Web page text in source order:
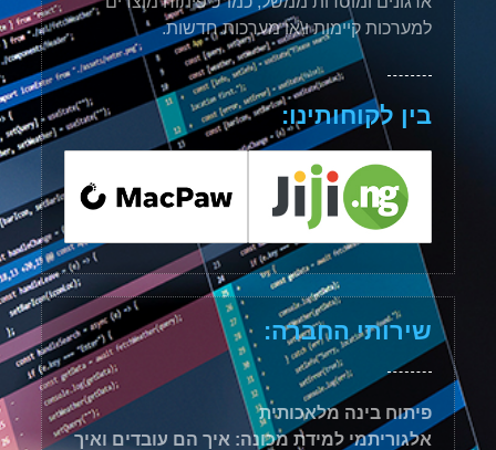
למערכות קיימות ו\או מערכות חדשות.
בין לקוחותינו:
שירותי החברה:
פיתוח בינה מלאכותית
אלגוריתמי למידת מכונה: איך הם עובדים ואיך